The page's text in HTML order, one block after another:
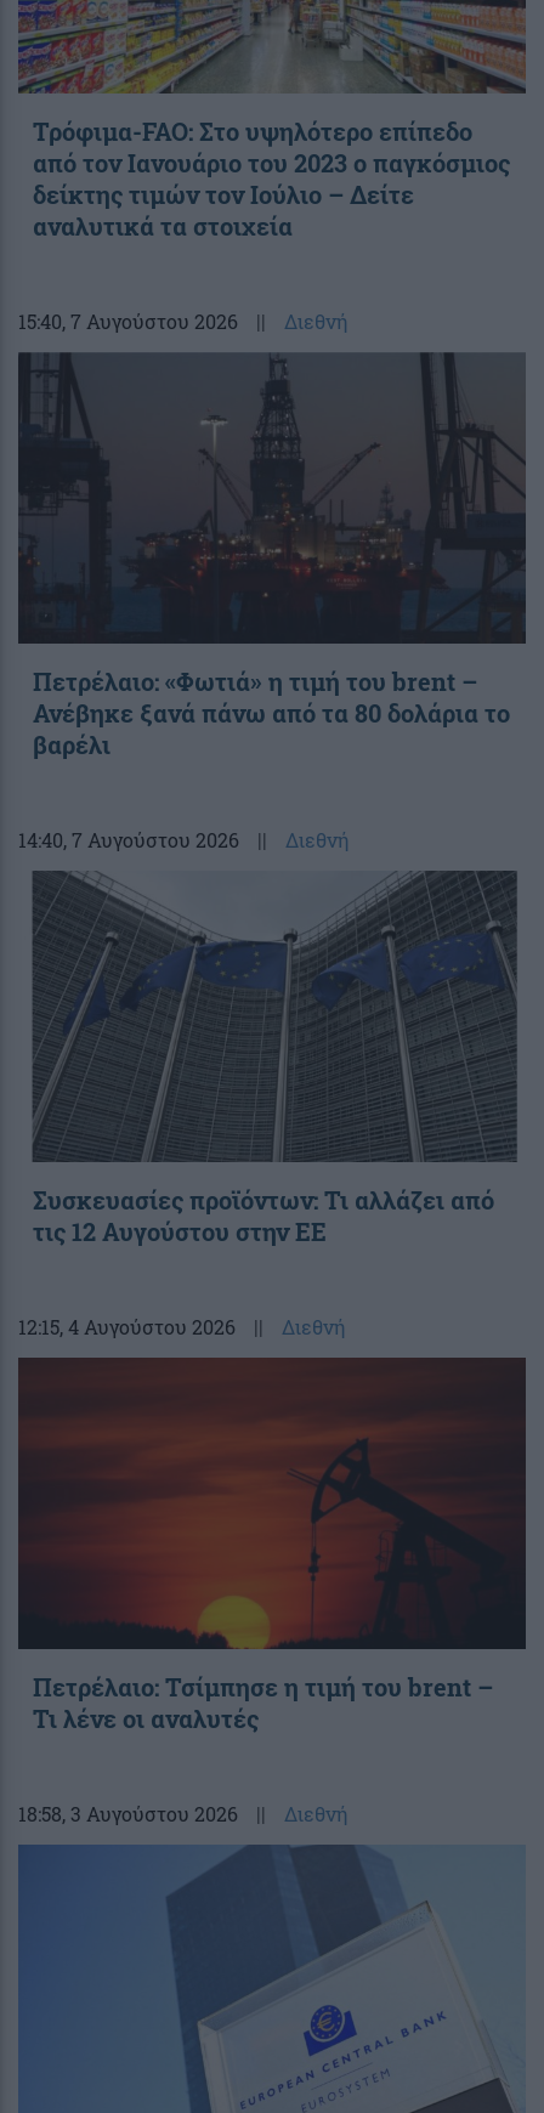
Τρόφιμα-FAO: Στο υψηλότερο επίπεδο
από τον Ιανουάριο του 2023 o παγκόσμιος
δείκτης τιμών τον Ιούλιο – Δείτε
αναλυτικά τα στοιχεία
15:40, 7 Αυγούστου 2026 || Διεθνή
Πετρέλαιο: «Φωτιά» η τιμή του brent –
Ανέβηκε ξανά πάνω από τα 80 δολάρια το
βαρέλι
14:40, 7 Αυγούστου 2026 || Διεθνή
Συσκευασίες προϊόντων: Τι αλλάζει από
τις 12 Αυγούστου στην ΕΕ
12:15, 4 Αυγούστου 2026 || Διεθνή
Πετρέλαιο: Τσίμπησε η τιμή του brent –
Τι λένε οι αναλυτές
18:58, 3 Αυγούστου 2026 || Διεθνή